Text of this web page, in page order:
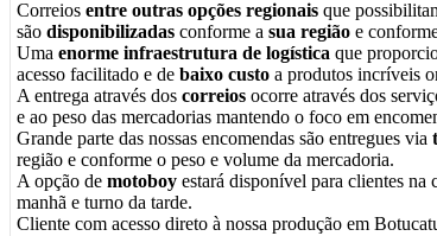
Correios entre outras opções regionais que
são disponibilizadas conforme a sua região e
Uma enorme infraestrutura de logística que
acesso facilitado e de baixo custo a produtos incríveis
A entrega através dos correios ocorre através dos
e ao peso das mercadorias mantendo o foco em
Grande parte das nossas encomendas são entregues via
região e conforme o peso e volume da mercadoria.
A opção de motoboy estará disponível para clientes na
manhã e turno da tarde.
Cliente com acesso direto à nossa produção em